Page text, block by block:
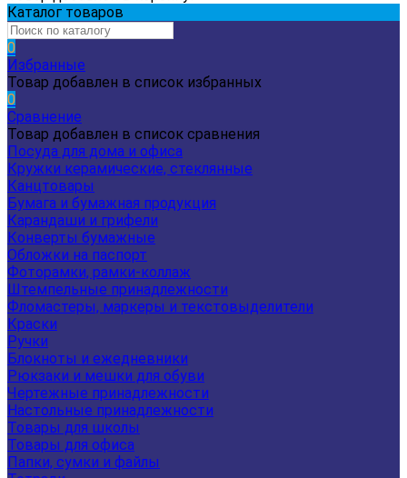
Каталог товаров
0
Избранные
Товар добавлен в список избранных
0
Сравнение
Товар добавлен в список сравнения
Посуда для дома и офиса
Кружки керамические, стеклянные
Канцтовары
Бумага и бумажная продукция
Карандаши и грифели
Конверты бумажные
Обложки на паспорт
Фоторамки, рамки-коллаж
Штемпельные принадлежности
Фломастеры, маркеры и текстовыделители
Краски
Ручки
Блокноты и ежедневники
Рюкзаки и мешки для обуви
Чертежные принадлежности
Настольные принадлежности
Товары для школы
Товары для офиса
Папки, сумки и файлы